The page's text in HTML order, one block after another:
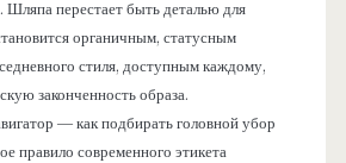
Шляпа перестает быть деталью для
органичным, статусным
стиля, доступным каждому,
законченность образа.
— как подбирать головной убор
правило современного этикета